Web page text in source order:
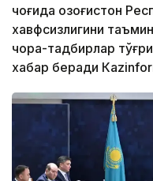
чоғида Қозоғистон
хавфсизлигини
чора-тадбирлар
хабар беради